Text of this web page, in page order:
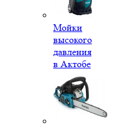
Мойки
высокого
давления
в Актобе